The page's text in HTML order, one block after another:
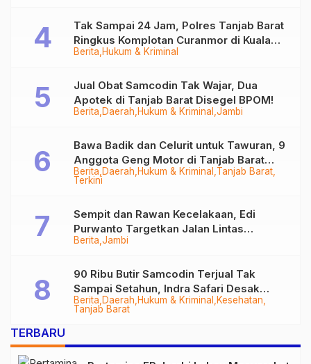
Berita Hukum & Kriminal
Tak Sampai 24 Jam, Polres Tanjab Barat
Ringkus Komplotan Curanmor di Kuala
Tungkal
Berita Daerah Hukum & Kriminal Jambi
Jual Obat Samcodin Tak Wajar, Dua
Apotek di Tanjab Barat Disegel BPOM!
Berita Daerah Hukum & Kriminal Tanjab Barat
Terkini
Bawa Badik dan Celurit untuk Tawuran, 9
Anggota Geng Motor di Tanjab Barat
Diringkus
Berita Jambi
Sempit dan Rawan Kecelakaan, Edi
Purwanto Targetkan Jalan Lintas
Tungkal-Jambi Mulus di 2028
Berita Daerah Hukum & Kriminal
Kesehatan
Tanjab Barat
90 Ribu Butir Samcodin Terjual Tak
Sampai Setahun, Indra Safari Desak
Audit Menyeluruh
TERBARU